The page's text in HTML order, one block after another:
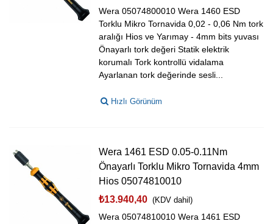
Wera 05074800010 Wera 1460 ESD
Torklu Mikro Tornavida 0,02 - 0,06 Nm tork
aralığı Hios ve Yarımay - 4mm bits yuvası
Önayarlı tork değeri Statik elektrik
korumalı Tork kontrollü vidalama
Ayarlanan tork değerinde sesli...
Hızlı Görünüm
Wera 1461 ESD 0.05-0.11Nm
Önayarlı Torklu Mikro Tornavida 4mm
Hios 05074810010
₺13.940,40 (KDV dahil)
Wera 05074810010 Wera 1461 ESD